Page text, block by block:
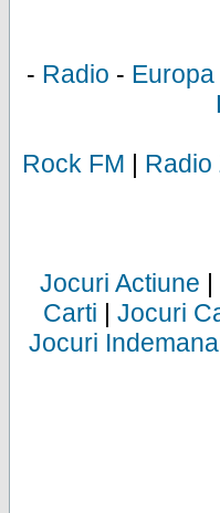
- Radio -
Rock FM | Radio
Jocuri Actiune |
Carti | Jocuri
Jocuri